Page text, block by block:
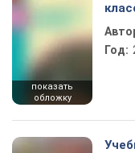
показать
обложку
Год: